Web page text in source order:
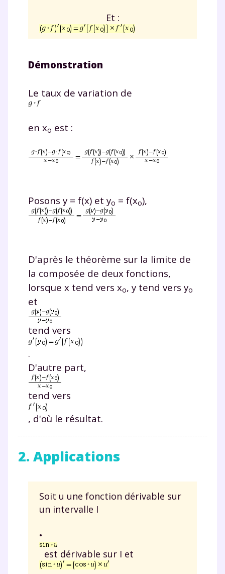
Et :
Démonstration
Le taux de variation de
en xo est :
Posons y = f(x) et yo = f(xo),
D'après le théorème sur la limite de
la composée de deux fonctions,
lorsque x tend vers xo, y tend vers yo
et
tend vers
.
D'autre part,
tend vers
, d'où le résultat.
2. Applications
Soit u une fonction dérivable sur
un intervalle I
•
est dérivable sur I et